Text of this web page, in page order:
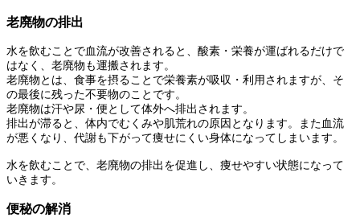
老廃物の排出
水を飲むことで血流が改善されると、酸素・栄養が運ばれるだけで
はなく、老廃物も運搬されます。
老廃物とは、食事を摂ることで栄養素が吸収・利用されますが、そ
の最後に残った不要物のことです。
老廃物は汗や尿・便として体外へ排出されます。
排出が滞ると、体内でむくみや肌荒れの原因となります。また血流
が悪くなり、代謝も下がって痩せにくい身体になってしまいます。
水を飲むことで、老廃物の排出を促進し、痩せやすい状態になって
いきます。
便秘の解消